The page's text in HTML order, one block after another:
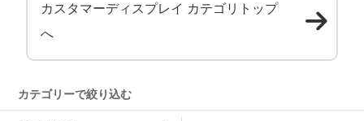
カスタマーディスプレイ カテゴリトップ
へ